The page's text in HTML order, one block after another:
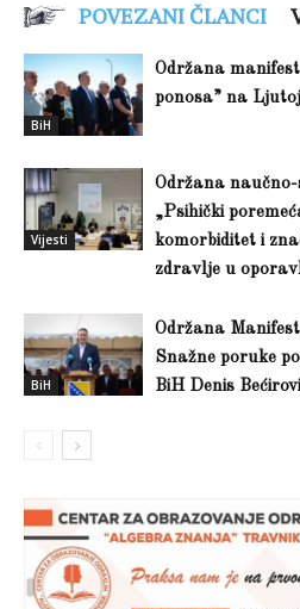
POVEZANI ČLANCI
BiH
Održana
ponosa” na
Vijesti
Održana
„Psihički
komorbiditet i
zdravlje u
BiH
Održana
Snažne poruke
BiH Denis